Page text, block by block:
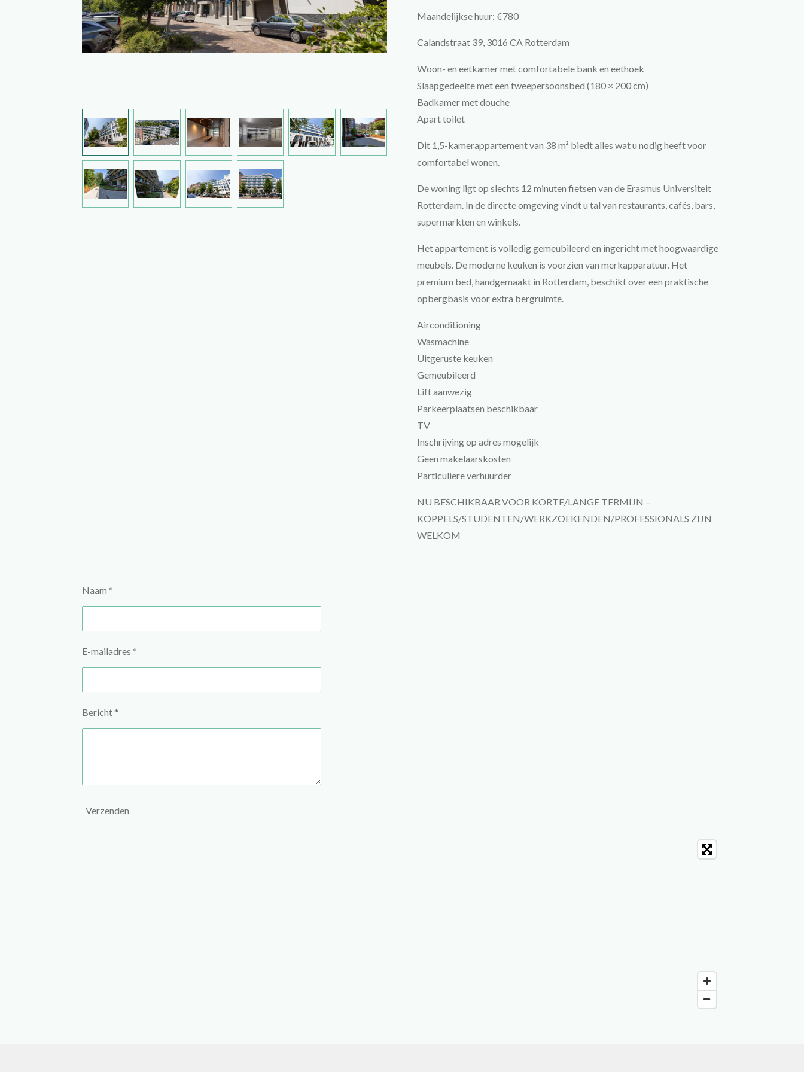
Maandelijkse huur: €780
Calandstraat 39, 3016 CA Rotterdam
Woon- en eetkamer met comfortabele bank en eethoek
Slaapgedeelte met een tweepersoonsbed (180 × 200 cm)
Badkamer met douche
Apart toilet
Dit 1,5-kamerappartement van 38 m² biedt alles wat u nodig heeft voor
comfortabel wonen.
De woning ligt op slechts 12 minuten fietsen van de Erasmus Universiteit
Rotterdam. In de directe omgeving vindt u tal van restaurants, cafés, bars,
supermarkten en winkels.
Het appartement is volledig gemeubileerd en ingericht met hoogwaardige
meubels. De moderne keuken is voorzien van merkapparatuur. Het
premium bed, handgemaakt in Rotterdam, beschikt over een praktische
opbergbasis voor extra bergruimte.
Airconditioning
Wasmachine
Uitgeruste keuken
Gemeubileerd
Lift aanwezig
Parkeerplaatsen beschikbaar
TV
Inschrijving op adres mogelijk
Geen makelaarskosten
Particuliere verhuurder
NU BESCHIKBAAR VOOR KORTE/LANGE TERMIJN –
KOPPELS/STUDENTEN/WERKZOEKENDEN/PROFESSIONALS ZIJN
WELKOM
Naam *
E-mailadres *
Bericht *
Verzenden